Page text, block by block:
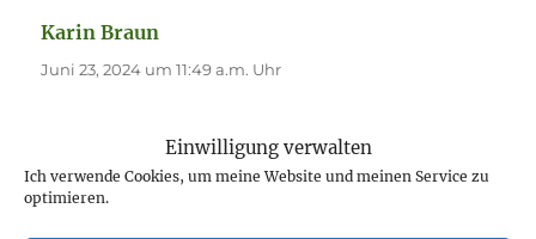
Einwilligung verwalten
Ich verwende Cookies, um meine Website und meinen Service zu
optimieren.
Karin Braun
Juni 23, 2024 um 11:49 a.m. Uhr
tun. Ich nehme für Körperöl und für
medizinische Öle Hanföl als Basis, weil auch das
noch mal entzündungshemmend wirkt. Nur